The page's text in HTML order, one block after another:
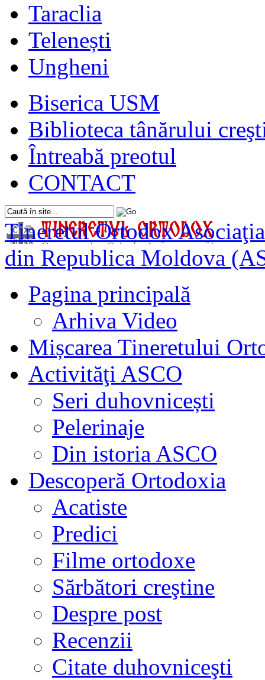
Taraclia
Telenești
Ungheni
Biserica USM
Biblioteca tânărului
Întreabă preotul
CONTACT
Tineretul Ortodox
din Republica Moldova
Pagina principală
Arhiva Video
Mișcarea Tineretului
Activităţi ASCO
Seri duhovnicești
Pelerinaje
Din istoria ASCO
Descoperă Ortodoxia
Acatiste
Predici
Filme ortodoxe
Sărbători creştine
Despre post
Recenzii
Citate duhovniceşti